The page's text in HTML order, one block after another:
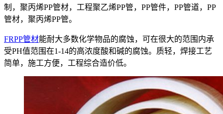
制，聚丙烯PP管材，工程聚乙烯PP管，PP管件，PP管道，PP
管材，聚丙烯PP管。
FRPP管材能耐大多数化学物品的腐蚀，可在很大的范围内承
受PH值范围在1-14的高浓度酸和碱的腐蚀。质轻，焊接工艺
简单，施工方便，工程综合造价低。